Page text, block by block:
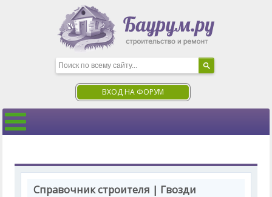
ВХОД НА ФОРУМ
Справочник строителя | Гвозди